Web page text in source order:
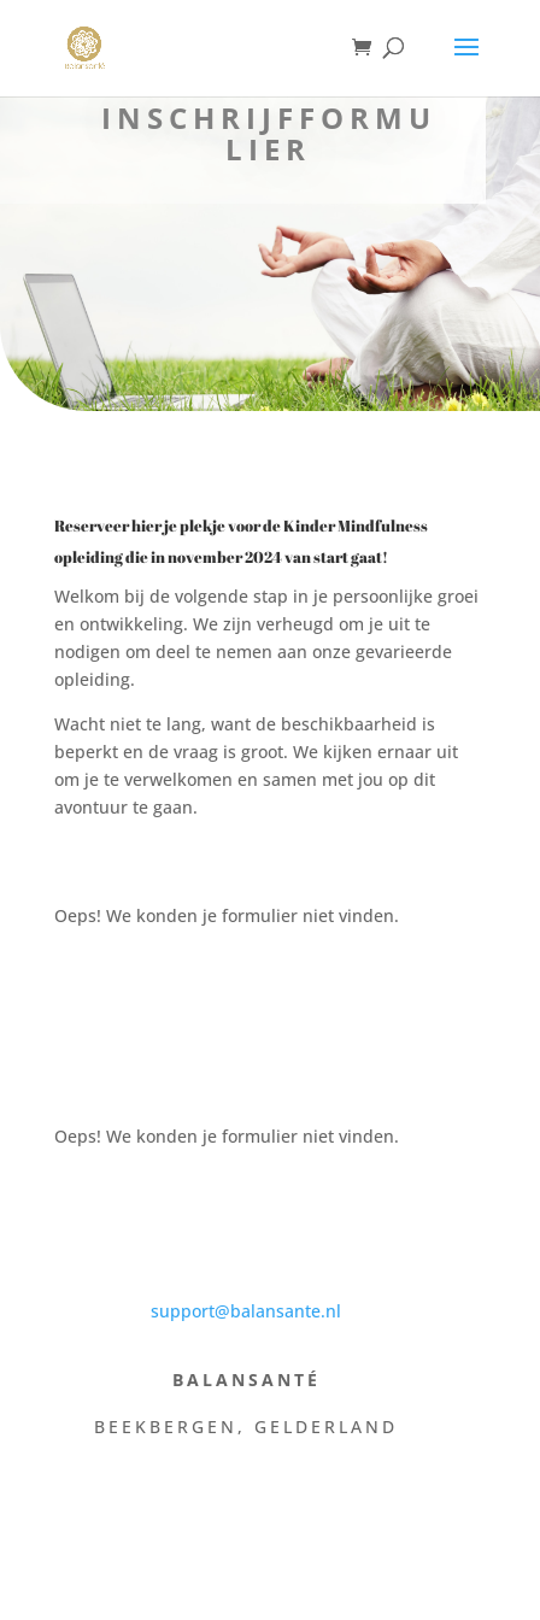
INSCHRIJFFORMU
LIER
Reserveer hier je plekje voor de Kinder Mindfulness
opleiding die in november 2024 van start gaat!
Welkom bij de volgende stap in je persoonlijke groei
en ontwikkeling. We zijn verheugd om je uit te
nodigen om deel te nemen aan onze gevarieerde
opleiding.
Wacht niet te lang, want de beschikbaarheid is
beperkt en de vraag is groot. We kijken ernaar uit
om je te verwelkomen en samen met jou op dit
avontuur te gaan.
Oeps! We konden je formulier niet vinden.
Oeps! We konden je formulier niet vinden.
support@balansante.nl
BALANSANTÉ
BEEKBERGEN, GELDERLAND